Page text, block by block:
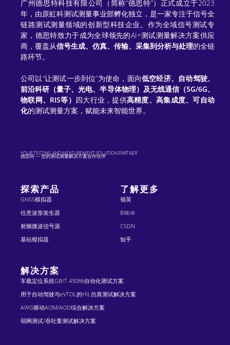
i
v
e
广州德思特科技有限公司（简称“德思特”）正式成立于2023
年，由原虹科测试测量事业部孵化独立，是一家专注于信号全
链路测试测量领域的创新型科技企业。作为全域信号测试专
家，德思特致力于成为全球领先的AI+测试测量解决方案供应
商，覆盖从信号生成、仿真、传输、采集到分析与处理的全链
路环节。
公司以“让测试一步到位”为使命，面向低空经济、自动驾驶、
前沿科研（量子、光电、半导体物理）及无线通信（5G/6G、
物联网、RIS等） 四大行业，提供高精度、高集成度、可自动
化的测试测量方案，赋能未来智能世界。
德思特 — 您的测试测量解决方案合作伙伴
YOUR TESTING AND MEASUREMENT SOLUTION PARTNER
探索产品
GNSS模拟器
任意波形发生器
射频微波信号源
基站模拟器
了解更多
领英
Bilibilli
CSDN
知乎
解决方案
车载定位系统GB/T 45086自动化测试方案
用于自动驾驶与eVTOL的HIL仿真测试解决方案
AWG驱动AOM/AOD综合解决方案
弱网测试/吞吐量测试解决方案